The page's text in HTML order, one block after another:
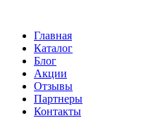
Главная
Каталог
Блог
Акции
Отзывы
Партнеры
Контакты